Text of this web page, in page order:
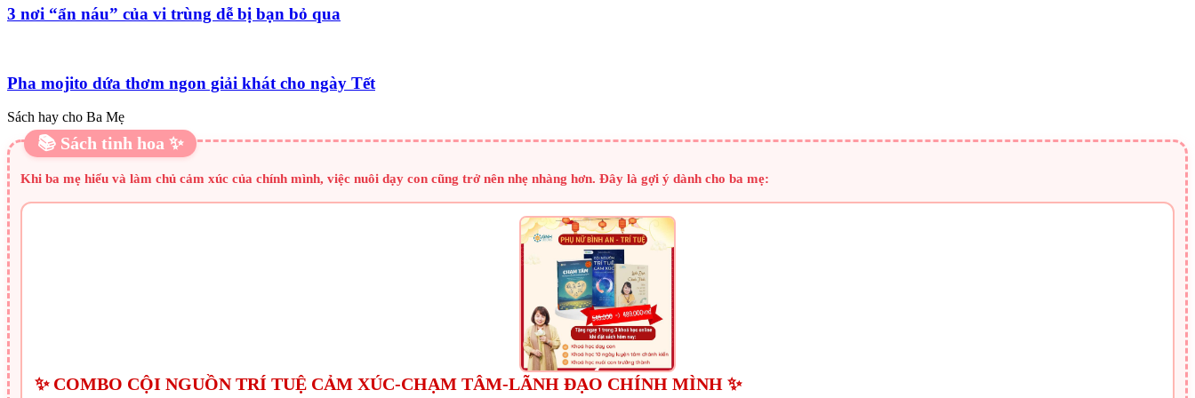
3 nơi “ẩn náu” của vi trùng dễ bị bạn bỏ qua
Pha mojito dứa thơm ngon giải khát cho ngày Tết
Sách hay cho Ba Mẹ
📚 Sách tinh hoa ✨
Khi ba mẹ hiểu và làm chủ cảm xúc của chính mình, việc nuôi dạy con cũng trở nên nhẹ nhàng hơn. Đây là gợi ý dành cho ba mẹ:
✨ COMBO CỘI NGUỒN TRÍ TUỆ CẢM XÚC-CHẠM TÂM-LÃNH ĐẠO CHÍNH MÌNH ✨